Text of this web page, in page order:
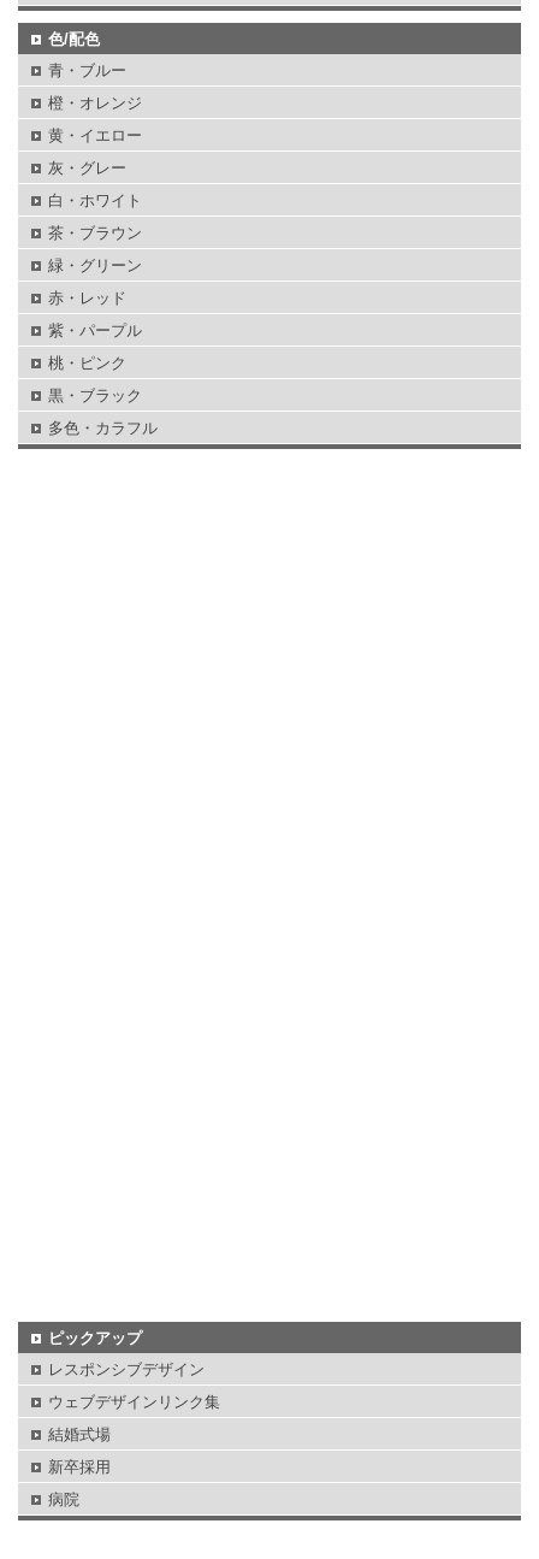
色/配色
青・ブルー
橙・オレンジ
黄・イエロー
灰・グレー
白・ホワイト
茶・ブラウン
緑・グリーン
赤・レッド
紫・パープル
桃・ピンク
黒・ブラック
多色・カラフル
ピックアップ
レスポンシブデザイン
ウェブデザインリンク集
結婚式場
新卒採用
病院